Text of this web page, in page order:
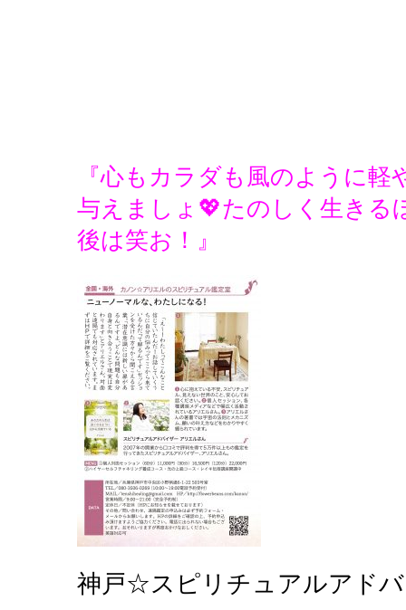
『心もカラダも風のように
与えましょ💖たのしく生きる
後は笑お！』
神戸☆スピリチュアルアド